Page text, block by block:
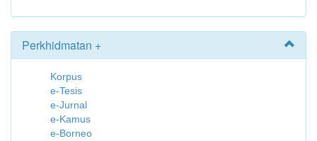
Perkhidmatan +
Korpus
e-Tesis
e-Jurnal
e-Kamus
e-Borneo